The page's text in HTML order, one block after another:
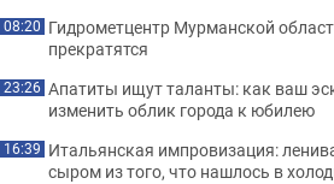
08:20 Гидрометцентр Мурманской
прекратятся
23:26 Апатиты ищут таланты: как ваш
изменить облик города к юбилею
16:39 Итальянская импровизация:
сыром из того, что нашлось в